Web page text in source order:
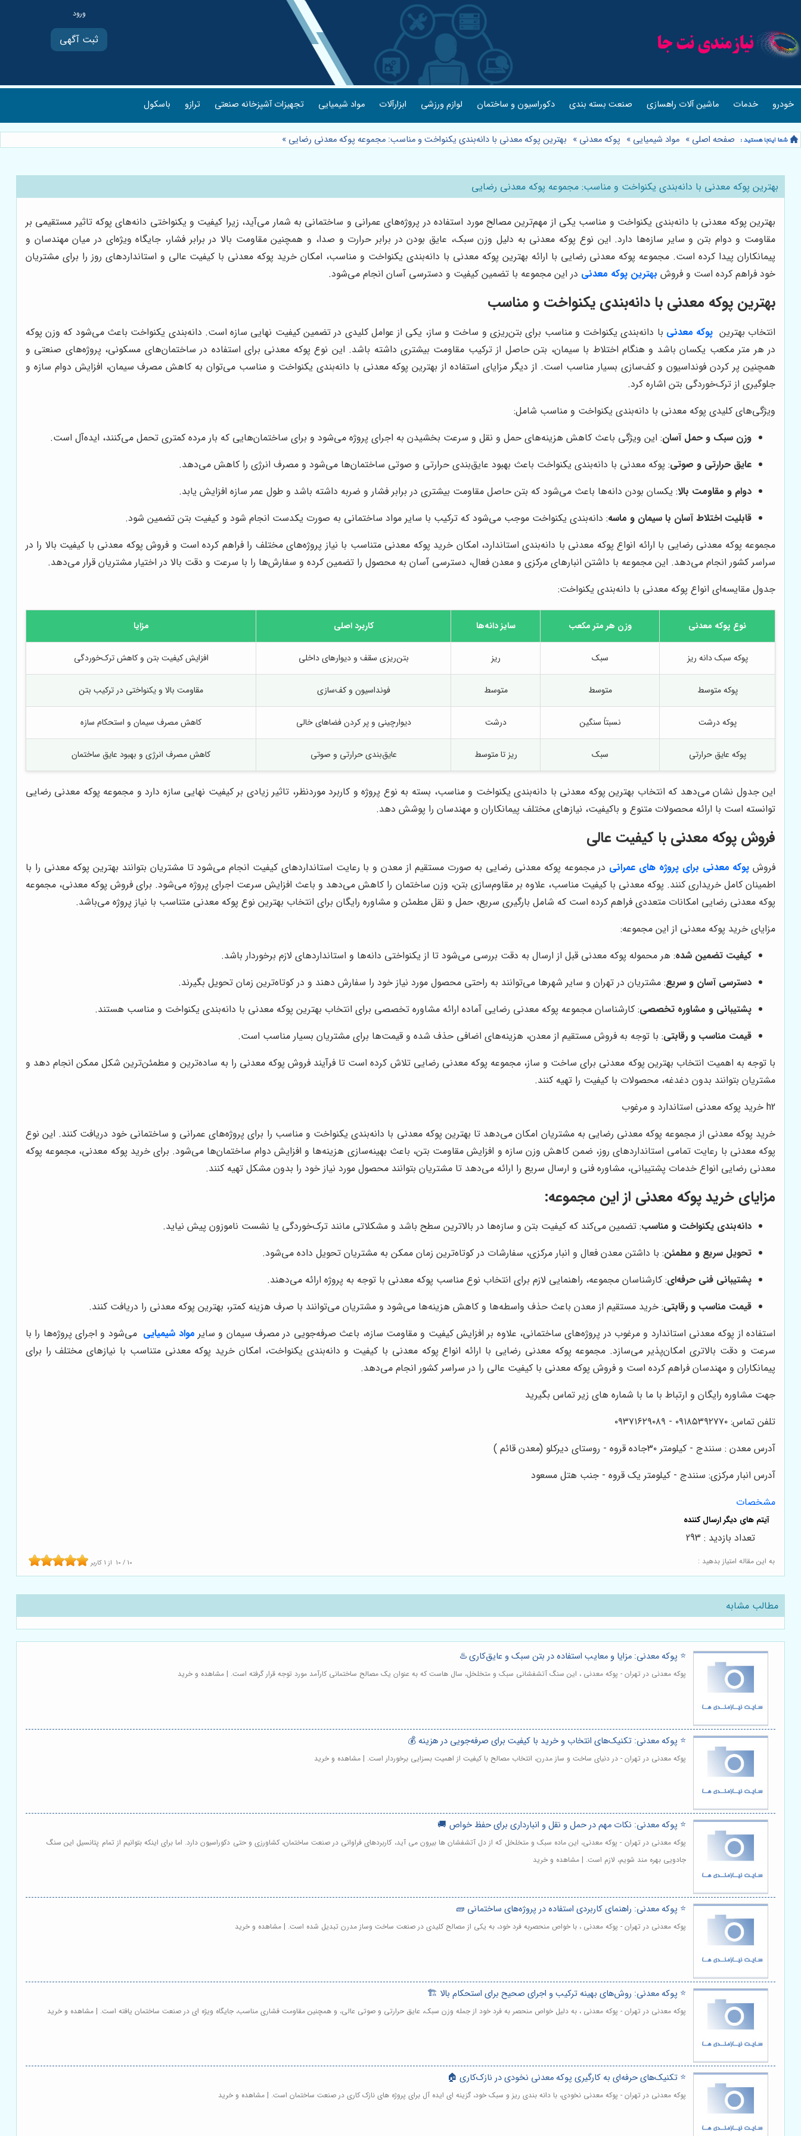
ثبت آگهی
خودرو خدمات ماشین آلات راهسازی صنعت بسته بندی دکوراسیون و ساختمان لوازم ورزشی ابزارآلات مواد شیمیایی تجهیزات آشپزخانه صنعتی ترازو باسکول
صفحه اصلی » مواد شیمیایی » پوکه معدنی » بهترین پوکه معدنی با دانه‌بندی یکنواخت و مناسب: مجموعه پوکه معدنی رضایی »
بهترین پوکه معدنی با دانه‌بندی یکنواخت و مناسب: مجموعه پوکه معدنی رضایی
بهترین پوکه معدنی با دانه‌بندی یکنواخت و مناسب یکی از مهم‌ترین مصالح مورد استفاده در پروژه‌های عمرانی و ساختمانی به شمار می‌آید، زیرا کیفیت و یکنواختی دانه‌های پوکه تاثیر مستقیمی بر
مقاومت و دوام بتن و سایر سازه‌ها دارد. این نوع پوکه معدنی به دلیل وزن سبک، عایق بودن در برابر حرارت و صدا، و همچنین مقاومت بالا در برابر فشار، جایگاه ویژه‌ای در میان مهندسان و
پیمانکاران پیدا کرده است. مجموعه پوکه معدنی رضایی با ارائه بهترین پوکه معدنی با دانه‌بندی یکنواخت و مناسب، امکان خرید پوکه معدنی با کیفیت عالی و استانداردهای روز را برای مشتریان
خود فراهم کرده است و فروش بهترین پوکه معدنی در این مجموعه با تضمین کیفیت و دسترسی آسان انجام می‌شود.
بهترین پوکه معدنی با دانه‌بندی یکنواخت و مناسب
انتخاب بهترین پوکه معدنی با دانه‌بندی یکنواخت و مناسب برای بتن‌ریزی و ساخت و ساز، یکی از عوامل کلیدی در تضمین کیفیت نهایی سازه است. دانه‌بندی یکنواخت باعث می‌شود که وزن پوکه
در هر متر مکعب یکسان باشد و هنگام اختلاط با سیمان، بتن حاصل از ترکیب مقاومت بیشتری داشته باشد. این نوع پوکه معدنی برای استفاده در ساختمان‌های مسکونی، پروژه‌های صنعتی و
همچنین پر کردن فونداسیون و کف‌سازی بسیار مناسب است. از دیگر مزایای استفاده از بهترین پوکه معدنی با دانه‌بندی یکنواخت و مناسب می‌توان به کاهش مصرف سیمان، افزایش دوام سازه و
جلوگیری از ترک‌خوردگی بتن اشاره کرد.
ویژگی‌های کلیدی پوکه معدنی با دانه‌بندی یکنواخت و مناسب شامل:
وزن سبک و حمل آسان: این ویژگی باعث کاهش هزینه‌های حمل و نقل و سرعت بخشیدن به اجرای پروژه می‌شود و برای ساختمان‌هایی که بار مرده کمتری تحمل می‌کنند، ایده‌آل است.
عایق حرارتی و صوتی: پوکه معدنی با دانه‌بندی یکنواخت باعث بهبود عایق‌بندی حرارتی و صوتی ساختمان‌ها می‌شود و مصرف انرژی را کاهش می‌دهد.
دوام و مقاومت بالا: یکسان بودن دانه‌ها باعث می‌شود که بتن حاصل مقاومت بیشتری در برابر فشار و ضربه داشته باشد و طول عمر سازه افزایش یابد.
قابلیت اختلاط آسان با سیمان و ماسه: دانه‌بندی یکنواخت موجب می‌شود که ترکیب با سایر مواد ساختمانی به صورت یکدست انجام شود و کیفیت بتن تضمین شود.
مجموعه پوکه معدنی رضایی با ارائه انواع پوکه معدنی با دانه‌بندی استاندارد، امکان خرید پوکه معدنی متناسب با نیاز پروژه‌های مختلف را فراهم کرده است و فروش پوکه معدنی با کیفیت بالا را در
سراسر کشور انجام می‌دهد. این مجموعه با داشتن انبارهای مرکزی و معدن فعال، دسترسی آسان به محصول را تضمین کرده و سفارش‌ها را با سرعت و دقت بالا در اختیار مشتریان قرار می‌دهد.
جدول مقایسه‌ای انواع پوکه معدنی با دانه‌بندی یکنواخت:
نوع پوکه معدنی وزن هر متر مکعب سایز دانه‌ها کاربرد اصلی مزایا
پوکه سبک دانه ریز سبک ریز بتن‌ریزی سقف و دیوارهای داخلی افزایش کیفیت بتن و کاهش ترک‌خوردگی
پوکه متوسط متوسط متوسط فونداسیون و کف‌سازی مقاومت بالا و یکنواختی در ترکیب بتن
پوکه درشت نسبتاً سنگین درشت دیوارچینی و پر کردن فضاهای خالی کاهش مصرف سیمان و استحکام سازه
پوکه عایق حرارتی سبک ریز تا متوسط عایق‌بندی حرارتی و صوتی کاهش مصرف انرژی و بهبود عایق ساختمان
این جدول نشان می‌دهد که انتخاب بهترین پوکه معدنی با دانه‌بندی یکنواخت و مناسب، بسته به نوع پروژه و کاربرد موردنظر، تاثیر زیادی بر کیفیت نهایی سازه دارد و مجموعه پوکه معدنی رضایی
توانسته است با ارائه محصولات متنوع و باکیفیت، نیازهای مختلف پیمانکاران و مهندسان را پوشش دهد.
فروش پوکه معدنی با کیفیت عالی
فروش پوکه معدنی برای پروژه های عمرانی در مجموعه پوکه معدنی رضایی به صورت مستقیم از معدن و با رعایت استانداردهای کیفیت انجام می‌شود تا مشتریان بتوانند بهترین پوکه معدنی را با
اطمینان کامل خریداری کنند. پوکه معدنی با کیفیت مناسب، علاوه بر مقاوم‌سازی بتن، وزن ساختمان را کاهش می‌دهد و باعث افزایش سرعت اجرای پروژه می‌شود. برای فروش پوکه معدنی، مجموعه
پوکه معدنی رضایی امکانات متعددی فراهم کرده است که شامل بارگیری سریع، حمل و نقل مطمئن و مشاوره رایگان برای انتخاب بهترین نوع پوکه معدنی متناسب با نیاز پروژه می‌باشد.
مزایای خرید پوکه معدنی از این مجموعه:
کیفیت تضمین شده: هر محموله پوکه معدنی قبل از ارسال به دقت بررسی می‌شود تا از یکنواختی دانه‌ها و استانداردهای لازم برخوردار باشد.
دسترسی آسان و سریع: مشتریان در تهران و سایر شهرها می‌توانند به راحتی محصول مورد نیاز خود را سفارش دهند و در کوتاه‌ترین زمان تحویل بگیرند.
پشتیبانی و مشاوره تخصصی: کارشناسان مجموعه پوکه معدنی رضایی آماده ارائه مشاوره تخصصی برای انتخاب بهترین پوکه معدنی با دانه‌بندی یکنواخت و مناسب هستند.
قیمت مناسب و رقابتی: با توجه به فروش مستقیم از معدن، هزینه‌های اضافی حذف شده و قیمت‌ها برای مشتریان بسیار مناسب است.
با توجه به اهمیت انتخاب بهترین پوکه معدنی برای ساخت و ساز، مجموعه پوکه معدنی رضایی تلاش کرده است تا فرآیند فروش پوکه معدنی را به ساده‌ترین و مطمئن‌ترین شکل ممکن انجام دهد و
مشتریان بتوانند بدون دغدغه، محصولات با کیفیت را تهیه کنند.
h2 خرید پوکه معدنی استاندارد و مرغوب
خرید پوکه معدنی از مجموعه پوکه معدنی رضایی به مشتریان امکان می‌دهد تا بهترین پوکه معدنی با دانه‌بندی یکنواخت و مناسب را برای پروژه‌های عمرانی و ساختمانی خود دریافت کنند. این نوع
پوکه معدنی با رعایت تمامی استانداردهای روز، ضمن کاهش وزن سازه و افزایش مقاومت بتن، باعث بهینه‌سازی هزینه‌ها و افزایش دوام ساختمان‌ها می‌شود. برای خرید پوکه معدنی، مجموعه پوکه
معدنی رضایی انواع خدمات پشتیبانی، مشاوره فنی و ارسال سریع را ارائه می‌دهد تا مشتریان بتوانند محصول مورد نیاز خود را بدون مشکل تهیه کنند.
مزایای خرید پوکه معدنی از این مجموعه:
دانه‌بندی یکنواخت و مناسب: تضمین می‌کند که کیفیت بتن و سازه‌ها در بالاترین سطح باشد و مشکلاتی مانند ترک‌خوردگی یا نشست ناموزون پیش نیاید.
تحویل سریع و مطمئن: با داشتن معدن فعال و انبار مرکزی، سفارشات در کوتاه‌ترین زمان ممکن به مشتریان تحویل داده می‌شود.
پشتیبانی فنی حرفه‌ای: کارشناسان مجموعه، راهنمایی لازم برای انتخاب نوع مناسب پوکه معدنی با توجه به پروژه ارائه می‌دهند.
قیمت مناسب و رقابتی: خرید مستقیم از معدن باعث حذف واسطه‌ها و کاهش هزینه‌ها می‌شود و مشتریان می‌توانند با صرف هزینه کمتر، بهترین پوکه معدنی را دریافت کنند.
استفاده از پوکه معدنی استاندارد و مرغوب در پروژه‌های ساختمانی، علاوه بر افزایش کیفیت و مقاومت سازه، باعث صرفه‌جویی در مصرف سیمان و سایر مواد شیمیایی می‌شود و اجرای پروژه‌ها را با
سرعت و دقت بالاتری امکان‌پذیر می‌سازد. مجموعه پوکه معدنی رضایی با ارائه انواع پوکه معدنی با کیفیت و دانه‌بندی یکنواخت، امکان خرید پوکه معدنی متناسب با نیازهای مختلف را برای
پیمانکاران و مهندسان فراهم کرده است و فروش پوکه معدنی با کیفیت عالی را در سراسر کشور انجام می‌دهد.
جهت مشاوره رایگان و ارتباط با ما با شماره های زیر تماس بگیرید
تلفن تماس: ۰۹۱۸۵۳۹۲۷۷۰ - ۰۹۳۷۱۶۲۹۰۸۹
آدرس معدن : سنندج - کیلومتر ۳۰جاده قروه - روستای دیرکلو (معدن قائم )
آدرس انبار مرکزی: سنندج - کیلومتر یک قروه - جنب هتل مسعود
مشخصات
به این مقاله امتیاز بدهید : 10 / 10 از1 کاربر
تعداد بازدید : 293
مطالب مشابه
⭐️ پوکه معدنی: مزایا و معایب استفاده در بتن سبک و عایق‌کاری ♨️
پوکه معدنی در تهران - پوکه معدنی ، این سنگ آتشفشانی سبک و متخلخل، سال هاست که به عنوان یک مصالح ساختمانی کارآمد مورد توجه قرار گرفته است. | مشاهده و خرید
⭐️ پوکه معدنی: تکنیک‌های انتخاب و خرید با کیفیت برای صرفه‌جویی در هزینه 💰
پوکه معدنی در تهران - در دنیای ساخت و ساز مدرن، انتخاب مصالح با کیفیت از اهمیت بسزایی برخوردار است. | مشاهده و خرید
⭐️ پوکه معدنی: نکات مهم در حمل و نقل و انبارداری برای حفظ خواص 🚚
پوکه معدنی در تهران - پوکه معدنی، این ماده سبک و متخلخل که از دل آتشفشان ها بیرون می آید، کاربردهای فراوانی در صنعت ساختمان، کشاورزی و حتی دکوراسیون دارد. اما برای اینکه بتوانیم از تمام پتانسیل این سنگ
جادویی بهره مند شویم، لازم است. | مشاهده و خرید
⭐️ پوکه معدنی: راهنمای کاربردی استفاده در پروژه‌های ساختمانی 🧱
پوکه معدنی در تهران - پوکه معدنی ، با خواص منحصربه فرد خود، به یکی از مصالح کلیدی در صنعت ساخت وساز مدرن تبدیل شده است. | مشاهده و خرید
⭐️ پوکه معدنی: روش‌های بهینه ترکیب و اجرای صحیح برای استحکام بالا 🏗️
پوکه معدنی در تهران - پوکه معدنی ، به دلیل خواص منحصر به فرد خود از جمله وزن سبک، عایق حرارتی و صوتی عالی، و همچنین مقاومت فشاری مناسب، جایگاه ویژه ای در صنعت ساختمان یافته است. | مشاهده و خرید
⭐️ تکنیک‌های حرفه‌ای به کارگیری پوکه معدنی نخودی در نازک‌کاری 🏠
پوکه معدنی در تهران - پوکه معدنی نخودی، با دانه بندی ریز و سبک خود، گزینه ای ایده آل برای پروژه های نازک کاری در صنعت ساختمان است. | مشاهده و خرید